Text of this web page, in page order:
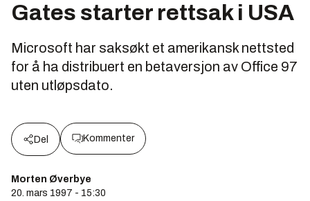
Gates starter rettsak i USA
Microsoft har saksøkt et amerikansk nettsted
for å ha distribuert en betaversjon av Office 97
uten utløpsdato.
Del Kommenter
Morten Øverbye
20. mars 1997 - 15:30